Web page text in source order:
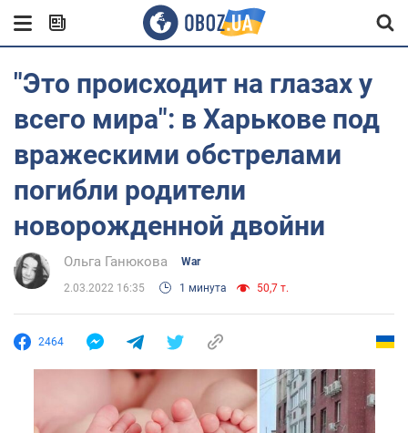
"Это происходит на глазах у
всего мира": в Харькове под
вражескими обстрелами
погибли родители
новорожденной двойни
Ольга Ганюкова War
2.03.2022 16:35 1 минута 50,7 т.
2464